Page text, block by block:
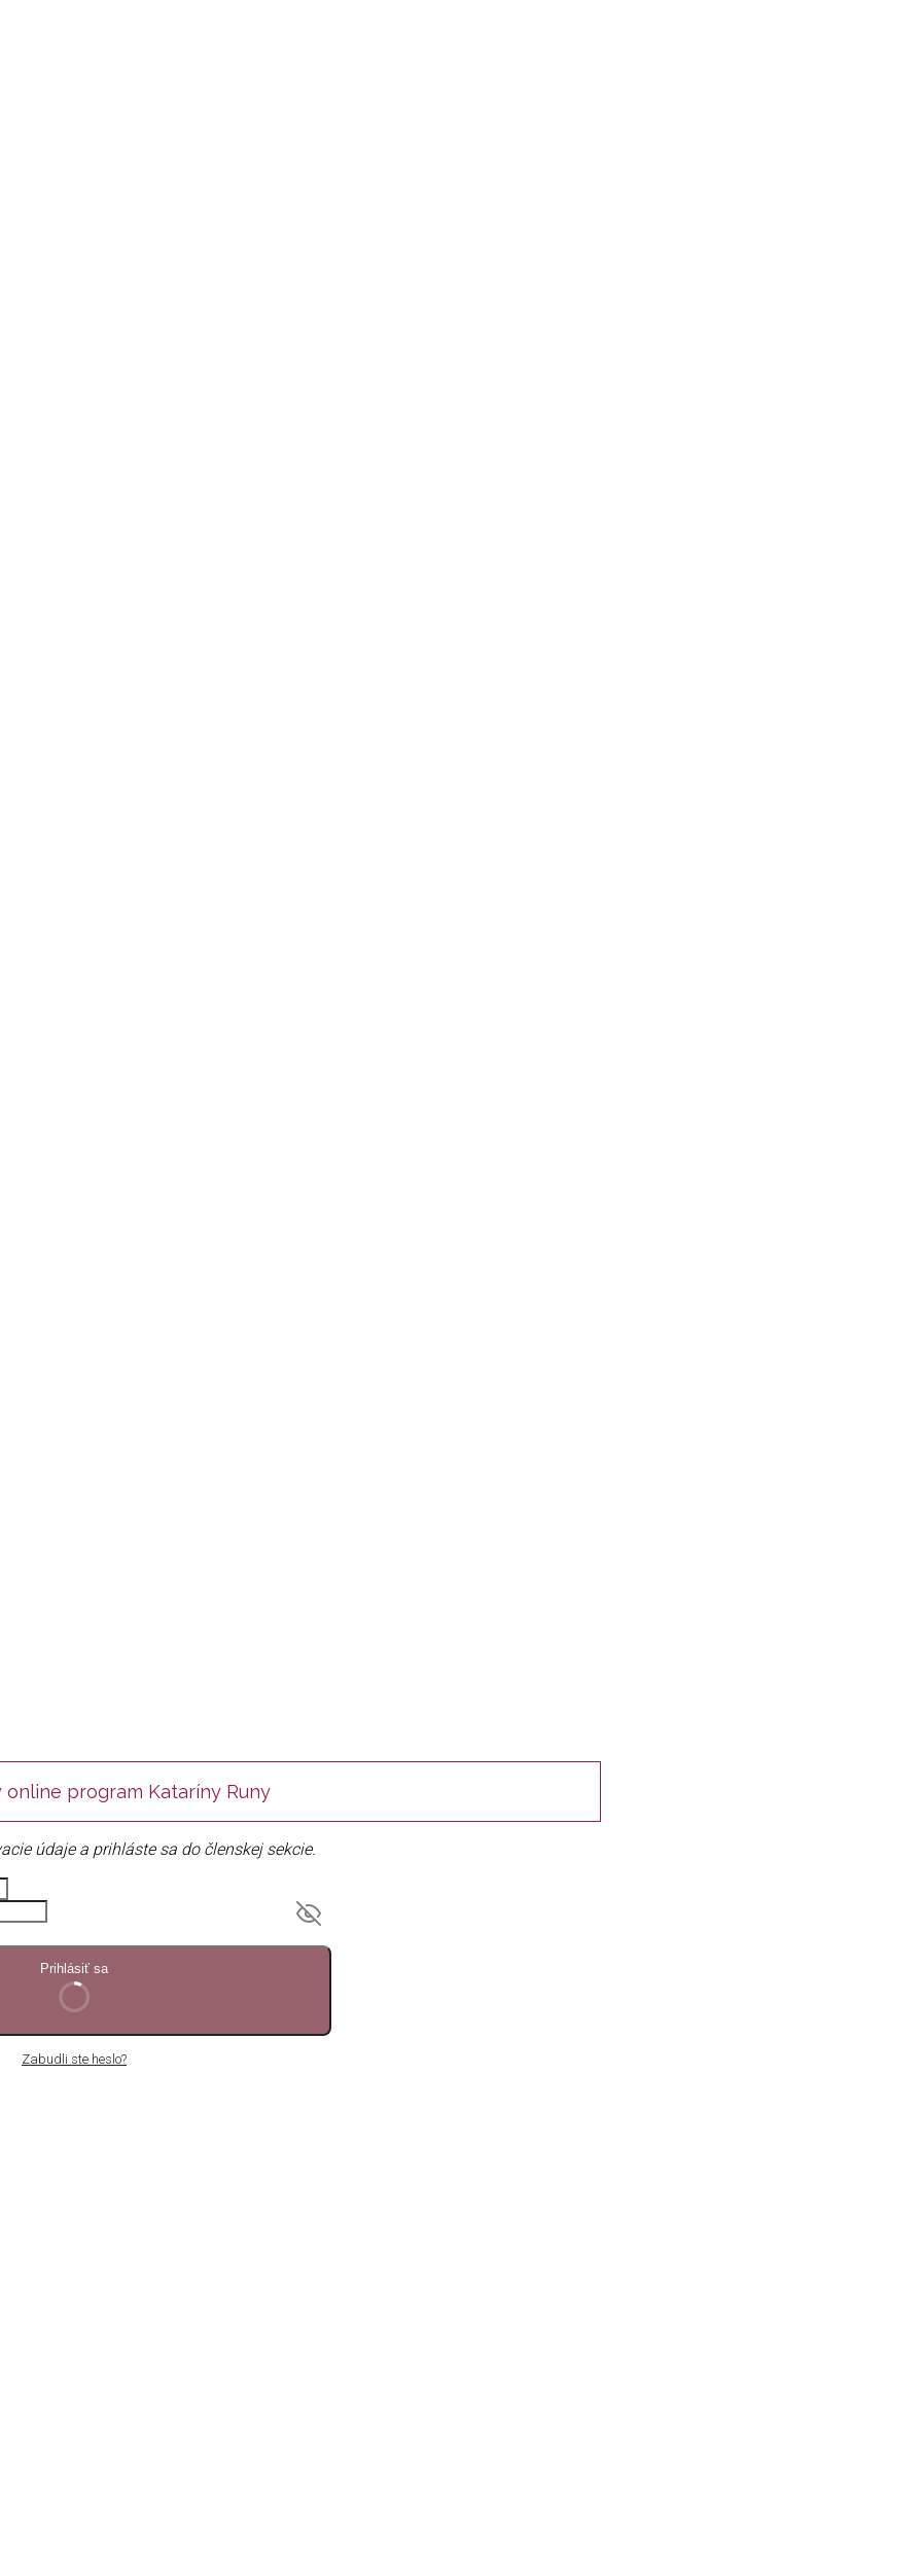
program Kataríny Runy
údaje a prihláste sa do členskej sekcie.
Prihlásiť sa
Zabudli ste heslo?